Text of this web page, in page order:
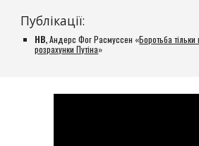
Публікації:
НВ, Андерс Фог Расмуссен «Боротьба
розрахунки Путіна»